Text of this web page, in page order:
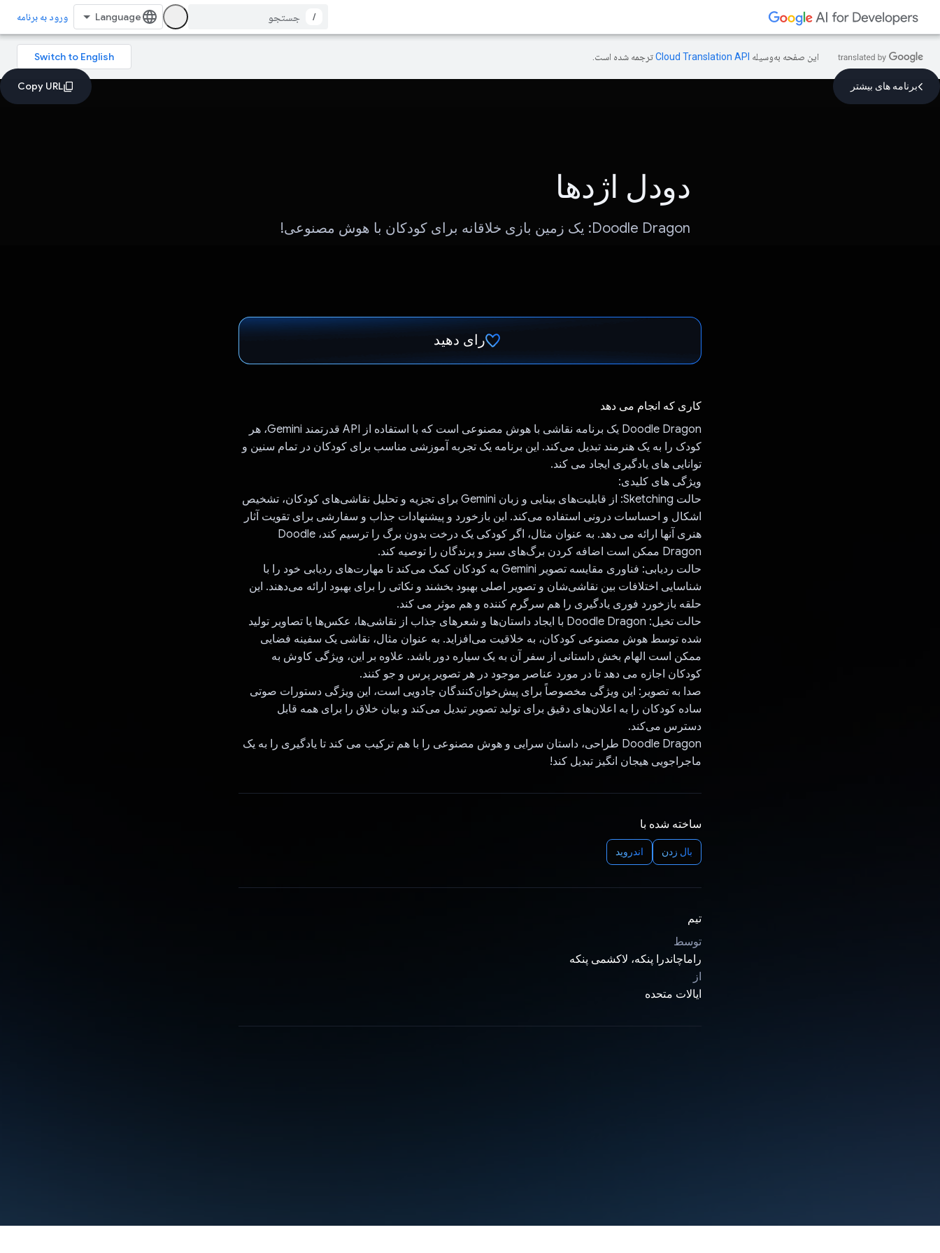
/ ورود به برنامه
این صفحه به‌وسیله ترجمه شده است.
برنامه های بیشتر
دودل اژدها
Doodle Dragon: یک زمین بازی خلاقانه برای کودکان با هوش مصنوعی!
رای دهید
کاری که انجام می دهد
Doodle Dragon یک برنامه نقاشی با هوش مصنوعی است که با استفاده از API قدرتمند Gemini، هر
کودک را به یک هنرمند تبدیل می‌کند. این برنامه یک تجربه آموزشی مناسب برای کودکان در تمام سنین و
توانایی های یادگیری ایجاد می کند.
ویژگی های کلیدی:
حالت Sketching: از قابلیت‌های بینایی و زبان Gemini برای تجزیه و تحلیل نقاشی‌های کودکان، تشخیص
اشکال و احساسات درونی استفاده می‌کند. این بازخورد و پیشنهادات جذاب و سفارشی برای تقویت آثار
هنری آنها ارائه می دهد. به عنوان مثال، اگر کودکی یک درخت بدون برگ را ترسیم کند، Doodle
Dragon ممکن است اضافه کردن برگ‌های سبز و پرندگان را توصیه کند.
حالت ردیابی: فناوری مقایسه تصویر Gemini به کودکان کمک می‌کند تا مهارت‌های ردیابی خود را با
شناسایی اختلافات بین نقاشی‌شان و تصویر اصلی بهبود بخشند و نکاتی را برای بهبود ارائه می‌دهند. این
حلقه بازخورد فوری یادگیری را هم سرگرم کننده و هم موثر می کند.
حالت تخیل: Doodle Dragon با ایجاد داستان‌ها و شعرهای جذاب از نقاشی‌ها، عکس‌ها یا تصاویر تولید
شده توسط هوش مصنوعی کودکان، به خلاقیت می‌افزاید. به عنوان مثال، نقاشی یک سفینه فضایی
ممکن است الهام بخش داستانی از سفر آن به یک سیاره دور باشد. علاوه بر این، ویژگی کاوش به
کودکان اجازه می دهد تا در مورد عناصر موجود در هر تصویر پرس و جو کنند.
صدا به تصویر: این ویژگی مخصوصاً برای پیش‌خوان‌کنندگان جادویی است، این ویژگی دستورات صوتی
ساده کودکان را به اعلان‌های دقیق برای تولید تصویر تبدیل می‌کند و بیان خلاق را برای همه قابل
دسترس می‌کند.
Doodle Dragon طراحی، داستان سرایی و هوش مصنوعی را با هم ترکیب می کند تا یادگیری را به یک
ماجراجویی هیجان انگیز تبدیل کند!
ساخته شده با
بال زدن اندروید
تیم
توسط
راماچاندرا پنکه، لاکشمی پنکه
از
ایالات متحده